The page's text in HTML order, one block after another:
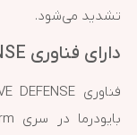
تشدید می‌شود.
دارای فناوری SUN ACTIVE DEFENSE